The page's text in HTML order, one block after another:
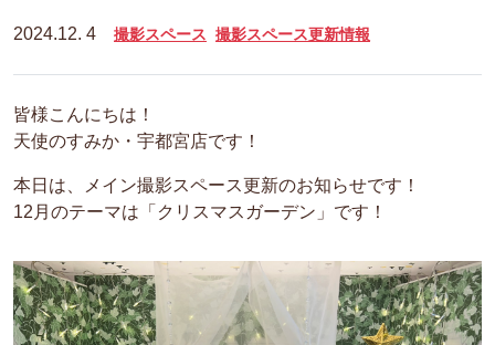
2024.12. 4 撮影スペース 撮影スペース更新情報
皆様こんにちは！
天使のすみか・宇都宮店です！
本日は、メイン撮影スペース更新のお知らせです！
12月のテーマは「クリスマスガーデン」です！